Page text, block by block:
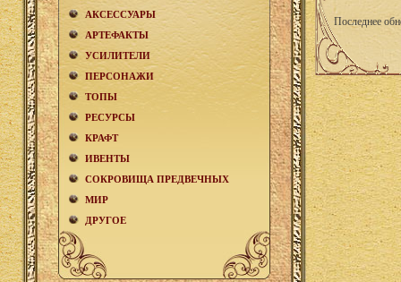
АКCЕСCУАРЫ
АРТЕФАКТЫ
УСИЛИТЕЛИ
ПЕРСОНАЖИ
ТОПЫ
РЕСУРСЫ
КРАФТ
ИВЕНТЫ
СОКРОВИЩА ПРЕДВЕЧНЫХ
МИР
ДРУГОЕ
Последнее